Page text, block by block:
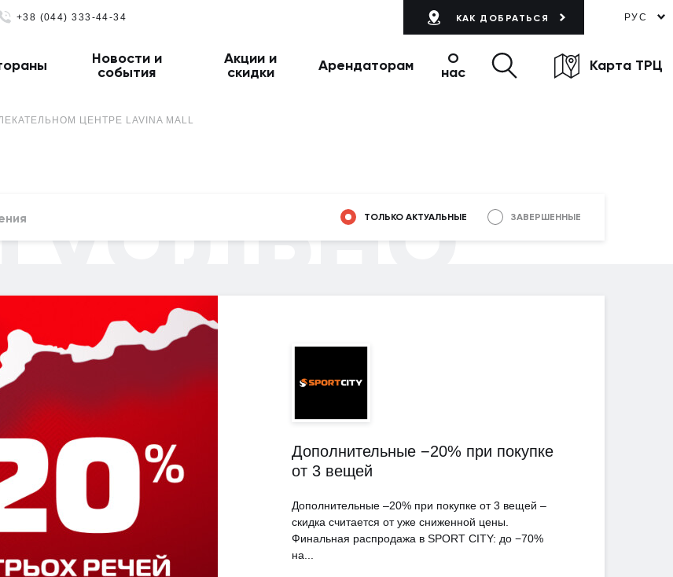
+38 (044) 333-44-34 КАК ДОБРАТЬСЯ РУС
Новости и
события
Акции и
скидки
Арендаторам
О
нас
Карта ТРЦ
ЦЕНТРЕ LAVINA MALL
ТОЛЬКО АКТУАЛЬНЫЕ ЗАВЕРШЕННЫЕ
Дополнительные −20% при покупке
от 3 вещей
Дополнительные –20% при покупке от 3 вещей –
скидка считается от уже сниженной цены.
Финальная распродажа в SPORT CITY: до −70%
на...